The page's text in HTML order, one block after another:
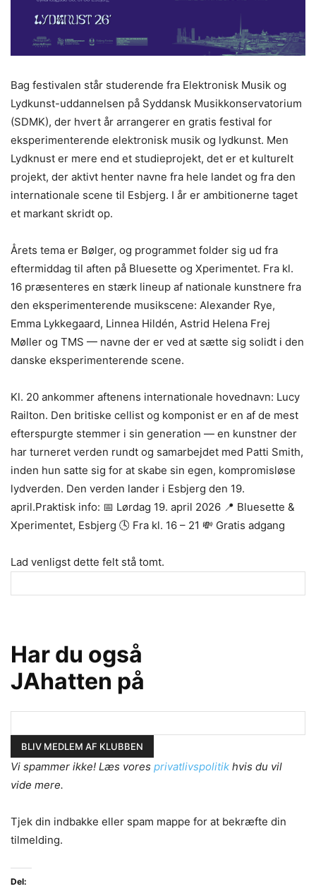
Bag festivalen står studerende fra Elektronisk Musik og
Lydkunst-uddannelsen på Syddansk Musikkonservatorium
(SDMK), der hvert år arrangerer en gratis festival for
eksperimenterende elektronisk musik og lydkunst. Men
Lydknust er mere end et studieprojekt, det er et kulturelt
projekt, der aktivt henter navne fra hele landet og fra den
internationale scene til Esbjerg. I år er ambitionerne taget
et markant skridt op.
Årets tema er Bølger, og programmet folder sig ud fra
eftermiddag til aften på Bluesette og Xperimentet. Fra kl.
16 præsenteres en stærk lineup af nationale kunstnere fra
den eksperimenterende musikscene: Alexander Rye,
Emma Lykkegaard, Linnea Hildén, Astrid Helena Frej
Møller og TMS — navne der er ved at sætte sig solidt i den
danske eksperimenterende scene.
Kl. 20 ankommer aftenens internationale hovednavn: Lucy
Railton. Den britiske cellist og komponist er en af de mest
efterspurgte stemmer i sin generation — en kunstner der
har turneret verden rundt og samarbejdet med Patti Smith,
inden hun satte sig for at skabe sin egen, kompromisløse
lydverden. Den verden lander i Esbjerg den 19.
april.Praktisk info: 📅 Lørdag 19. april 2026 📍 Bluesette &
Xperimentet, Esbjerg 🕓 Fra kl. 16 – 21 💸 Gratis adgang
Lad venligst dette felt stå tomt.
Har du også
JAhatten på
Vi spammer ikke! Læs vores privatlivspolitik hvis du vil
vide mere.
Tjek din indbakke eller spam mappe for at bekræfte din
tilmelding.
Del: